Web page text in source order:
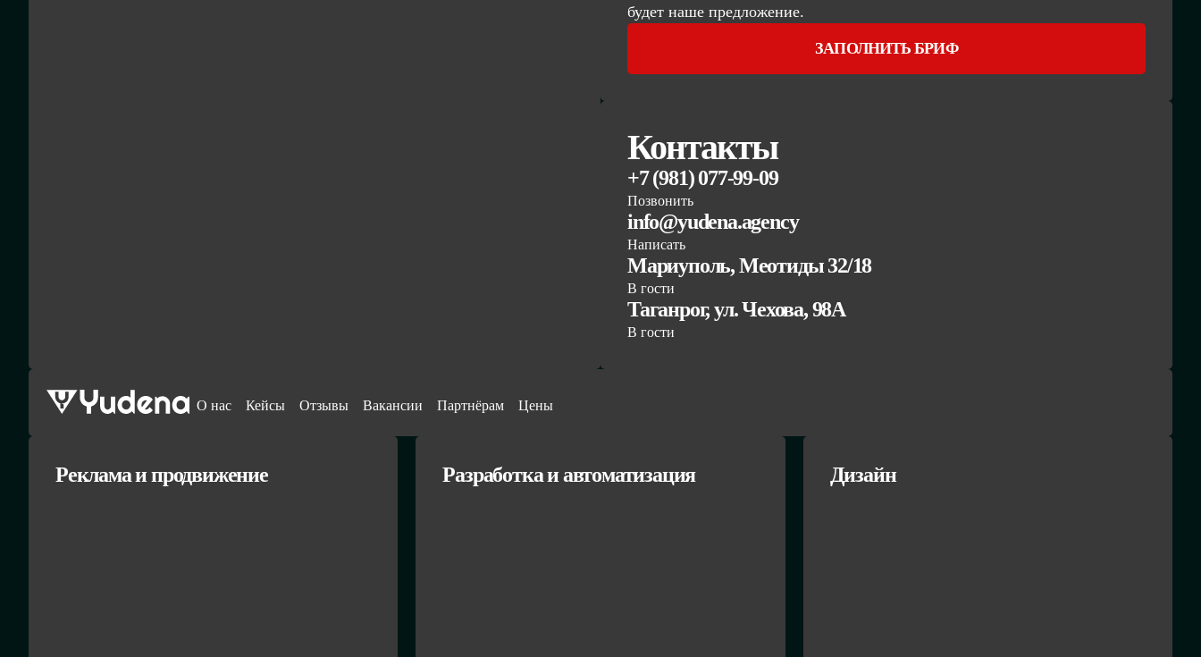
будет наше предложение.
ЗАПОЛНИТЬ БРИФ
Контакты
+7 (981) 077-99-09
Позвонить
info@yudena.agency
Написать
Мариуполь, Меотиды 32/18
В гости
Таганрог, ул. Чехова, 98А
В гости
О нас Кейсы Отзывы Вакансии Партнёрам Цены
Реклама и продвижение Разработка и автоматизация Дизайн